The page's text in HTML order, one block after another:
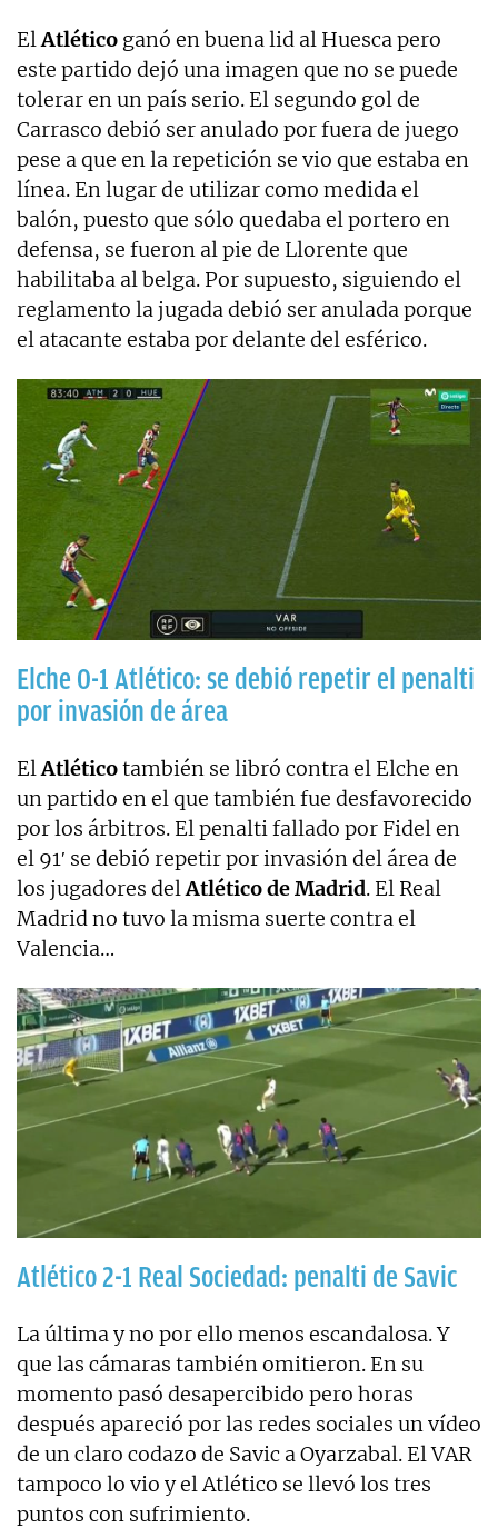
ElAtlético ganó en buena lid al Huesca pero
este partido dejó una imagen que no se puede
tolerar en un país serio. El segundo gol de
Carrasco debió ser anulado por fuera de juego
pese a que en la repetición se vio que estaba en
línea. En lugar de utilizar como medida el
balón, puesto que sólo quedaba el portero en
defensa, se fueron al pie de Llorente que
habilitaba al belga. Por supuesto, siguiendo el
reglamento la jugada debió ser anulada porque
el atacante estaba por delante del esférico.
Elche 0-1 Atlético: se debió repetir el penalti
por invasión de área
ElAtléticotambién se libró contra el Elche en
un partido en el que también fue desfavorecido
por los árbitros. El penalti fallado por Fidel en
el 91′ se debió repetir por invasión del área de
los jugadores delAtlético de Madrid. El Real
Madrid no tuvo la misma suerte contra el
Valencia…
Atlético 2-1 Real Sociedad: penalti de Savic
La última y no por ello menos escandalosa. Y
que las cámaras también omitieron. En su
momento pasó desapercibido pero horas
después apareció por las redes sociales un vídeo
de un claro codazo de Savic a Oyarzabal. El VAR
tampoco lo vio y el Atlético se llevó los tres
puntos con sufrimiento.